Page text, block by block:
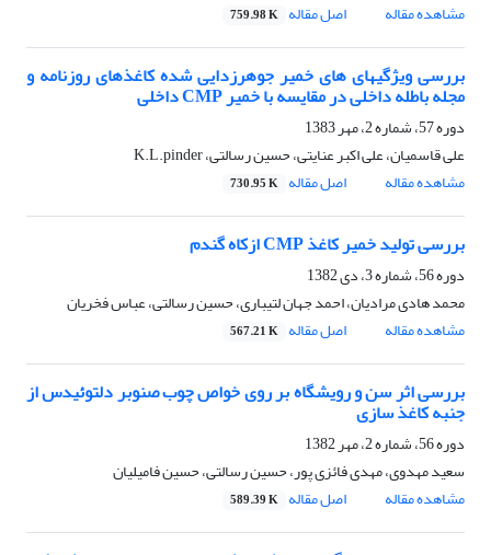
مشاهده مقاله
اصل مقاله 759.98 K
بررسی ویژگیهای های خمیر جوهرزدایی شده کاغذهای روزنامه و
مجله باطله داخلی در مقایسه با خمیر CMP داخلی
دوره 57، شماره 2، مهر 1383
علی قاسمیان، علی اکبر عنایتی، حسین رسالتی، K.L.pinder
مشاهده مقاله
اصل مقاله 730.95 K
بررسی تولید خمیر کاغذ CMP ازکاه گندم
دوره 56، شماره 3، دی 1382
محمد هادی مرادیان، احمد جهان لتیباری، حسین رسالتی، عباس فخریان
مشاهده مقاله
اصل مقاله 567.21 K
بررسی اثر سن و رویشگاه بر روی خواص چوب صنوبر دلتوئیدس از
جنبه کاغذ سازی
دوره 56، شماره 2، مهر 1382
سعید مهدوی، مهدی فائزی پور، حسین رسالتی، حسین فامیلیان
مشاهده مقاله
اصل مقاله 589.39 K